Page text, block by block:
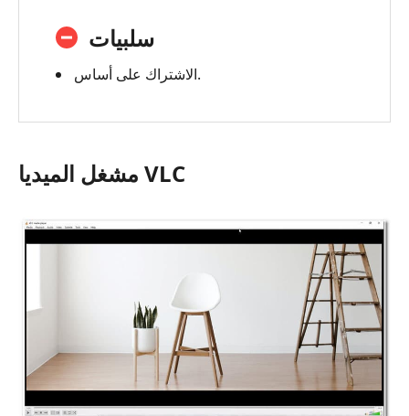
سلبيات
الاشتراك على أساس.
مشغل الميديا VLC